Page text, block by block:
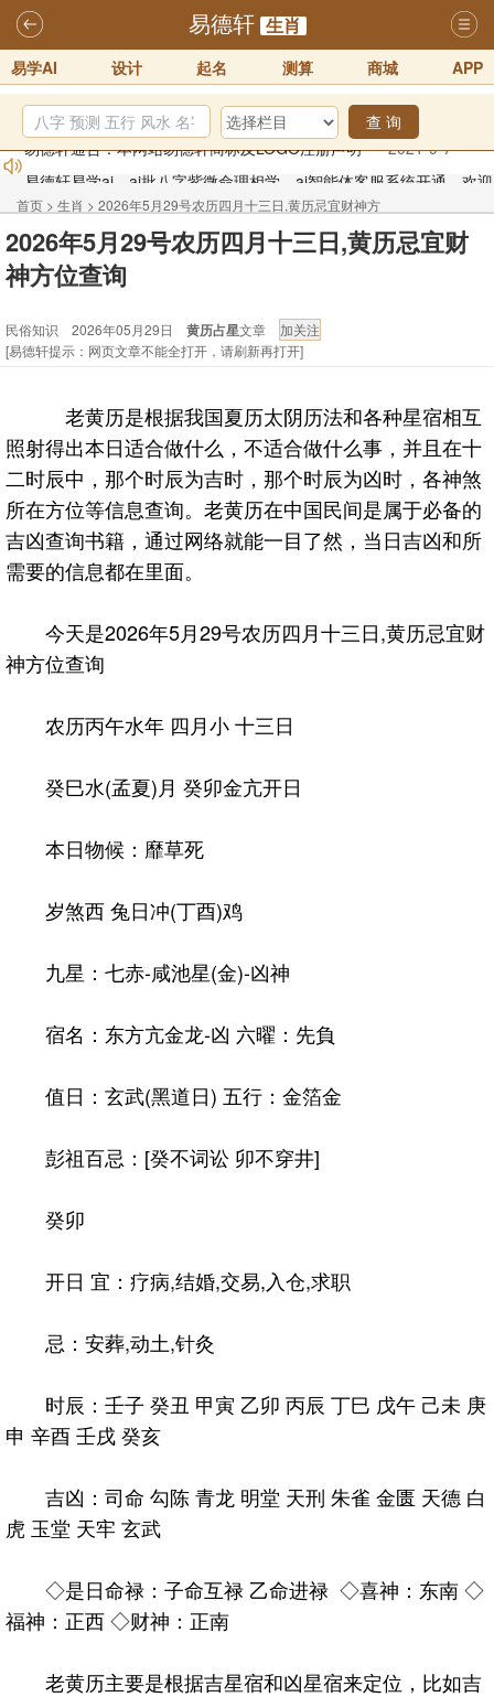
易德轩 生肖
易学AI 设计 起名 测算 商城 APP
查 询
体验！！
2025-07-01
易德轩网重构及升能完成，欢迎大家来体验新程序及感觉！！
2025-07-01
订！！
2025-10-01
2026丙午年铁笔居士精批年运说明
2025-10-12
易德轩通告：本网站易德轩商标及LOGO注册声明
2021-9-7
首页 > 生肖 > 2026年5月29号农历四月十三日,黄历忌宜财神方
位查询 - 民俗知识
2026年5月29号农历四月十三日,黄历忌宜财
神方位查询
民俗知识 2026年05月29日 黄历占星文章
[易德轩提示：网页文章不能全打开，请刷新再打开]
老黄历是根据我国夏历太阴历法和各种星宿相互
照射得出本日适合做什么，不适合做什么事，并且在十
二时辰中，那个时辰为吉时，那个时辰为凶时，各神煞
所在方位等信息查询。老黄历在中国民间是属于必备的
吉凶查询书籍，通过网络就能一目了然，当日吉凶和所
需要的信息都在里面。
今天是2026年5月29号农历四月十三日,黄历忌宜财
神方位查询
农历丙午水年 四月小 十三日
癸巳水(孟夏)月 癸卯金亢开日
本日物候：靡草死
岁煞西 兔日冲(丁酉)鸡
九星：七赤-咸池星(金)-凶神
宿名：东方亢金龙-凶 六曜：先負
值日：玄武(黑道日) 五行：金箔金
彭祖百忌：[癸不词讼 卯不穿井]
癸卯
开日 宜：疗病,结婚,交易,入仓,求职
忌：安葬,动土,针灸
时辰：壬子 癸丑 甲寅 乙卯 丙辰 丁巳 戊午 己未 庚
申 辛酉 壬戌 癸亥
吉凶：司命 勾陈 青龙 明堂 天刑 朱雀 金匮 天德 白
虎 玉堂 天牢 玄武
◇是日命禄：子命互禄 乙命进禄 ◇喜神：东南 ◇
福神：正西 ◇财神：正南
老黄历主要是根据吉星宿和凶星宿来定位，比如吉